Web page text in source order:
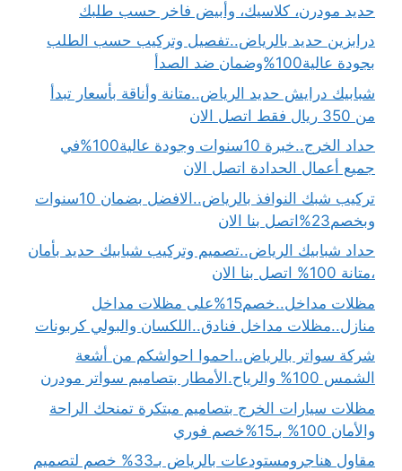
حديد مودرن، كلاسيك، وأبيض فاخر حسب طلبك
درابزين حديد بالرياض..تفصيل وتركيب حسب الطلب
بجودة عالية100%وضمان ضد الصدأ
شبابيك درايش حديد الرياض..متانة وأناقة بأسعار تبدأ
من 350 ريال فقط اتصل الان
حداد الخرج..خبرة 10سنوات وجودة عالية100%في
جميع أعمال الحدادة اتصل الان
تركيب شبك النوافذ بالرياض..الافضل بضمان 10سنوات
وبخصم23%اتصل بنا الان
حداد شبابيك الرياض..تصميم وتركيب شبابيك حديد بأمان
،متانة 100% اتصل بنا الان
مظلات مداخل..خصم15%على مظلات مداخل
منازل..مظلات مداخل فنادق..اللكسان والبولي كربونات
شركة سواتر بالرياض..احموا احواشكم من أشعة
الشمس 100% والرياح.الأمطار بتصاميم سواتر مودرن
مظلات سيارات الخرج بتصاميم مبتكرة تمنحك الراحة
والأمان 100% بـ15%خصم فوري
مقاول هناجرومستودعات بالرياض بـ33% خصم لتصميم